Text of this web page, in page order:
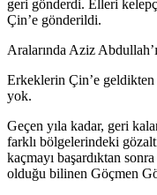
geri gönderdi. Elleri
Çin’e gönderildi.
Aralarında Aziz
Erkeklerin Çin’e geldikten
yok.
Geçen yıla kadar, geri
farklı bölgelerindeki
kaçmayı başardıktan
olduğu bilinen Göçmen